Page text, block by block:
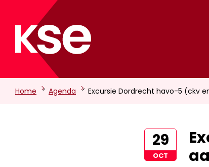
Home -Agenda -Excursie Dordrecht havo-5 (ckv
29
OCT